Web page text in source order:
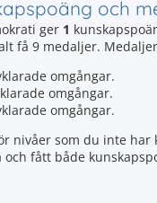
och
ger 1
få 9 medaljer.
omgångar.
omgångar.
omgångar.
nivåer som du inte
fått både